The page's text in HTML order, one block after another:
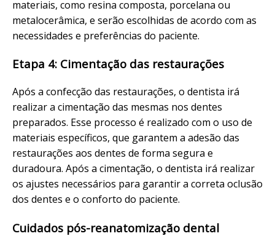
materiais, como resina composta, porcelana ou
metalocerâmica, e serão escolhidas de acordo com as
necessidades e preferências do paciente.
Etapa 4: Cimentação das restaurações
Após a confecção das restaurações, o dentista irá
realizar a cimentação das mesmas nos dentes
preparados. Esse processo é realizado com o uso de
materiais específicos, que garantem a adesão das
restaurações aos dentes de forma segura e
duradoura. Após a cimentação, o dentista irá realizar
os ajustes necessários para garantir a correta oclusão
dos dentes e o conforto do paciente.
Cuidados pós-reanatomização dental